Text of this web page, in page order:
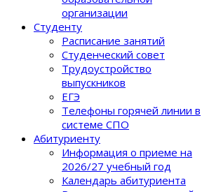
организации
Студенту
Расписание занятий
Студенческий совет
Трудоустройство
выпускников
ЕГЭ
Телефоны горячей линии в
системе СПО
Абитуриенту
Информация о приеме на
2026/27 учебный год
Календарь абитуриента